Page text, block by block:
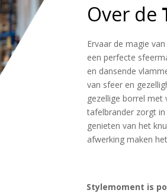
Over de
Ervaar de magie
een perfecte
en dansende
van sfeer en
gezellige borrel
tafelbrander zorgt
genieten van het
afwerking maken
Stylemoment is